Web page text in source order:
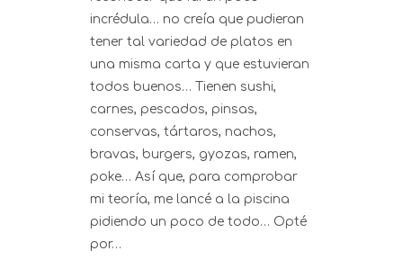
incrédula… no creía que pudieran
tener tal variedad de platos en
una misma carta y que estuvieran
todos buenos… Tienen sushi,
carnes, pescados, pinsas,
conservas, tártaros, nachos,
bravas, burgers, gyozas, ramen,
poke… Así que, para comprobar
mi teoría, me lancé a la piscina
pidiendo un poco de todo… Opté
por…